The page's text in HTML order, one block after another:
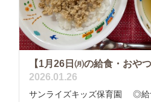
【1月26日㈪の給食・おやつ
2026.01.26
サンライズキッズ保育園